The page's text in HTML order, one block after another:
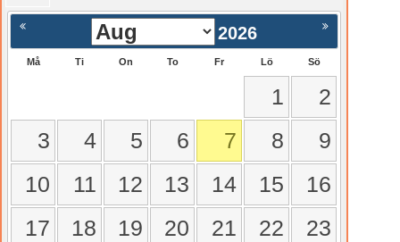
2026
Må Ti On To Fr Lö Sö
1
2
3
4 5 6 7 8
9
10
11 12 13 14 15
16
17
18 19 20 21 22
23